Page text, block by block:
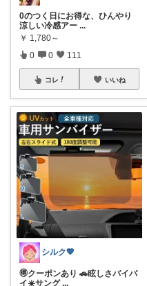
0のつく日にお得な、ひんやり
涼しい冷感アー ...
￥ 1,780～
0 0 111
コレ いいね
シルク💖
🉐クーポンあり 🚗眩しさバイバ
イ☀️サング ...